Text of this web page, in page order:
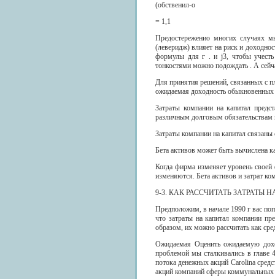
(обственил-о
= 1,1
Предостереженио многих случаях
(леверидж) влияет на риск и
формулы для г . и j3, чтобы учесть
тонкостями можно подождать . А
Для принятия решений, связанных с
ожидаемая доходность обыкновенных
Затраты компании на капитал
различным долговым
Затраты компании на капитал
Бета активов может быть вычислена
Когда фирма изменяет уровень
изменяются. Бета активов и затрат
9-3. КАК РАССЧИТАТЬ ЗАТРАТЫ
Предположим, в начале 1990 г вас
что затраты на капитал компании
образом, их можно рассчитать как
Ожидаемая Оценить ожидаемую
проблемой мы сталкивались в главе
потока денежных акций Carolina
акций компаний сферы